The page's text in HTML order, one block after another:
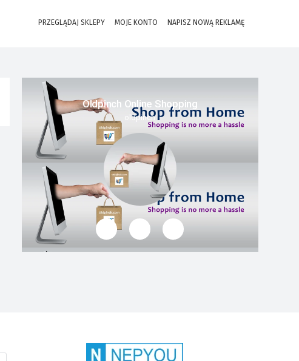
PRZEGLĄDAJ SKLEPY MOJE KONTO NAPISZ NOWĄ REKLAMĘ
Oldpinch Online Shopping
oldpinch